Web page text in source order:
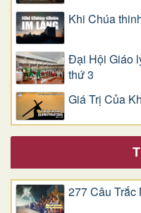
Khi Chúa
Đại Hội Giáo
thứ 3
Giá Trị Của
277 Câu Trắc